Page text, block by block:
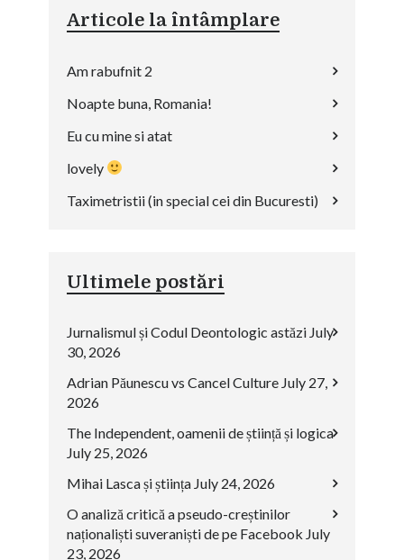
Articole la întâmplare
Am rabufnit 2
Noapte buna, Romania!
Eu cu mine si atat
lovely
Taximetristii (in special cei din Bucuresti)
Ultimele postări
Jurnalismul și Codul Deontologic astăzi July
30, 2026
Adrian Păunescu vs Cancel Culture July 27,
2026
The Independent, oamenii de știință și logica
July 25, 2026
Mihai Lasca și știința July 24, 2026
O analiză critică a pseudo-creștinilor
naționaliști suveraniști de pe Facebook July
23, 2026